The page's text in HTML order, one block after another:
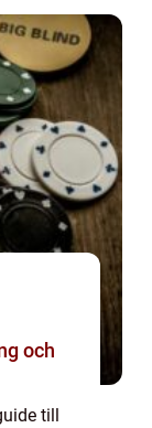
och
till